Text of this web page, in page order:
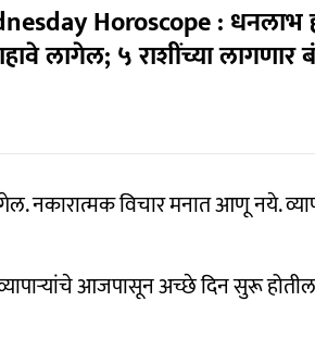
Horoscope : धनलाभ
लागेल; ५ राशींच्या लागणार
नकारात्मक विचार मनात आणू नये.
आजपासून अच्छे दिन सुरू